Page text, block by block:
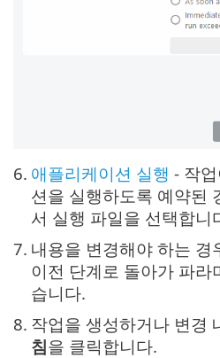
6. 애플리케이션 실행 - 작
션을 실행하도록 예약된
서 실행 파일을 선택합니
7. 내용을 변경해야 하는 경
이전 단계로 돌아가 파라
습니다.
8. 작업을 생성하거나 변경
침을 클릭합니다.